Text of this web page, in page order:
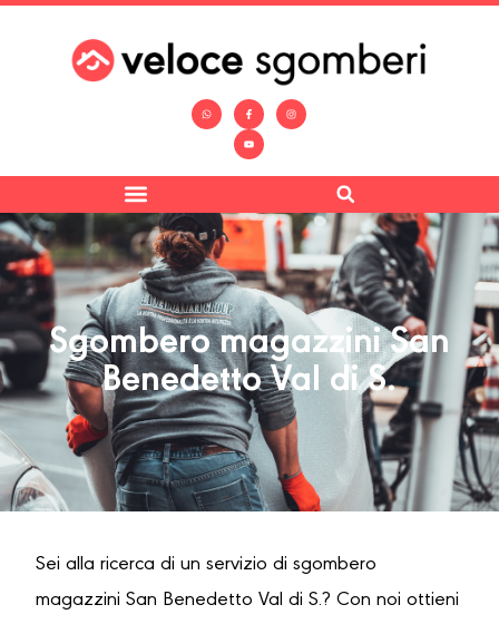
Sgombero magazzini San
Benedetto Val di S.
Sei alla ricerca di un servizio di sgombero
magazzini San Benedetto Val di S.? Con noi ottieni